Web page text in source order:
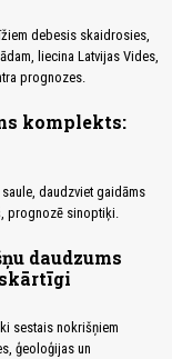
debesis skaidrosies,
liecina Latvijas Vides,
prognozes.
komplekts:
daudzviet gaidāms
prognozē sinoptiķi.
daudzums
sestais nokrišņiem
ģeoloģijas un